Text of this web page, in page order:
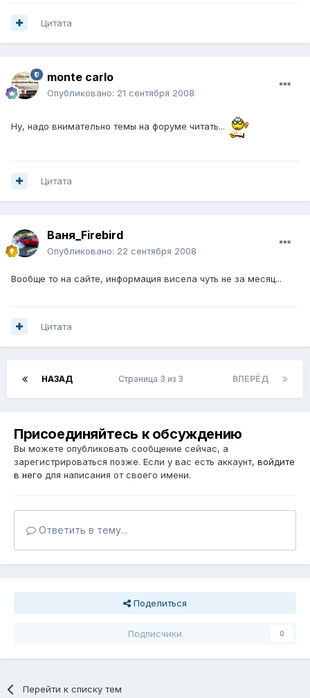
Цитата
monte carlo
Опубликовано: 21 сентября 2008
Ну, надо внимательно темы на форуме читать...
Цитата
Ваня_Firebird
Опубликовано: 22 сентября 2008
Вообще то на сайте, информация висела чуть не за месяц...
Цитата
НАЗАД ВПЕРЁД
Страница 3 из 3
Присоединяйтесь к обсуждению
Вы можете опубликовать сообщение сейчас, а
зарегистрироваться позже. Если у вас есть аккаунт, войдите
в него для написания от своего имени.
Ответить в тему...
Поделиться
Подписчики 0
Перейти к списку тем